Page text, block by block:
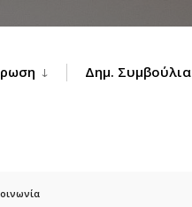
Δημ. Συμβούλια